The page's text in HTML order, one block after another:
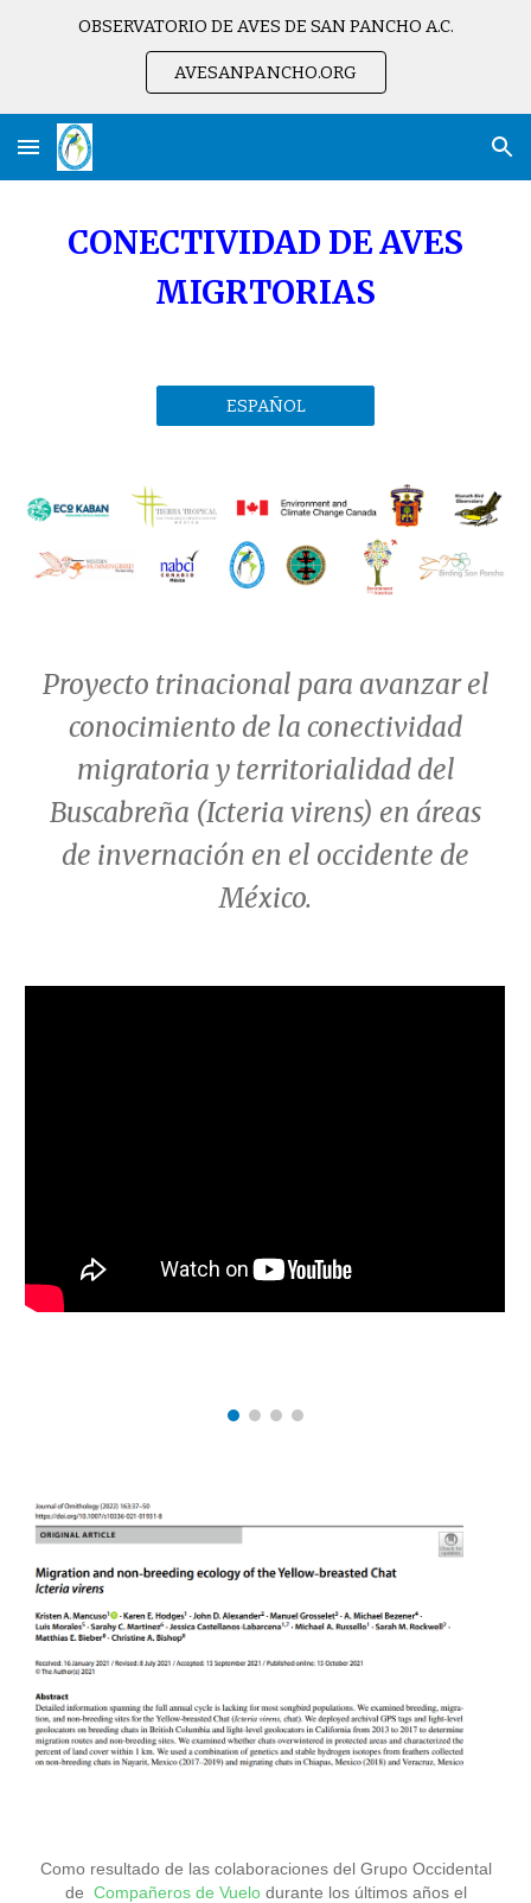
OBSERVATORIO DE AVES DE SAN PANCHO A.C.
AVESANPANCHO.ORG
CONECTIVIDAD DE AVES
MIGRTORIAS
ESPAÑOL
Proyecto trinacional para avanzar el
conocimiento de la conectividad
migratoria y territorialidad del
Buscabreña (Icteria virens) en áreas
de invernación en el occidente de
México.
​Como resultado de las colaboraciones del Grupo Occidental
de Compañeros de Vuelodurante los últimos años el